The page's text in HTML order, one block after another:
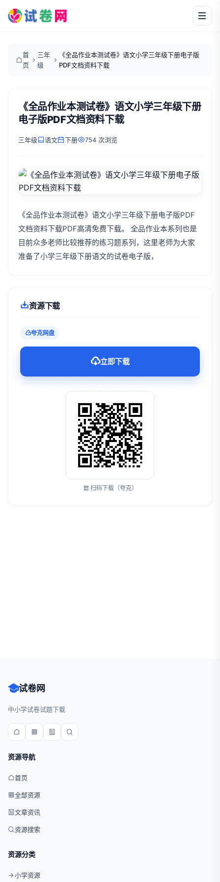
首
页
三年
级
《全品作业本测试卷》语文小学三年级下册电子版
PDF文档资料下载
《全品作业本测试卷》语文小学三年级下册
电子版PDF文档资料下载
三年级 语文 下册 754 次浏览
《全品作业本测试卷》语文小学三年级下册电子版PDF
文档资料下载PDF高清免费下载。 全品作业本系列也是
目前众多老师比较推荐的练习题系列，这里老师为大家
准备了小学三年级下册语文的试卷电子版，
资源下载
夸克网盘
立即下载
扫码下载（夸克）
试卷网
中小学试卷试题下载
资源导航
首页
全部资源
文章资讯
资源搜索
资源分类
小学资源